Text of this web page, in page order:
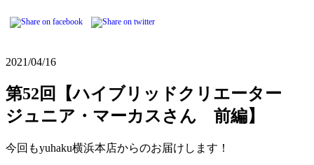
2021/04/16
第52回【ハイブリッドクリエーター
ジュニア・マーカスさん 前編】
今回もyuhaku横浜本店からのお届けします！